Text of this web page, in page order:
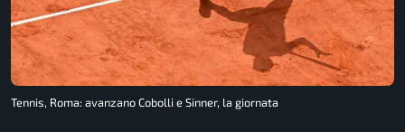
Tennis, Roma: avanzano Cobolli e Sinner, la giornata